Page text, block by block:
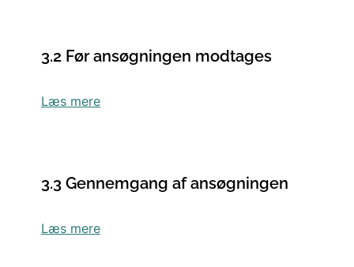
3.2 Før ansøgningen modtages
Læs mere
3.3 Gennemgang af ansøgningen
Læs mere